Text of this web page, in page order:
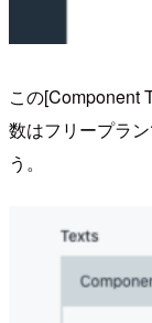
この[Component
数はフリープラ
う。